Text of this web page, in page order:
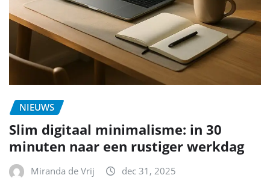
NIEUWS
Slim digitaal minimalisme: in 30
minuten naar een rustiger werkdag
Miranda de Vrij dec 31, 2025